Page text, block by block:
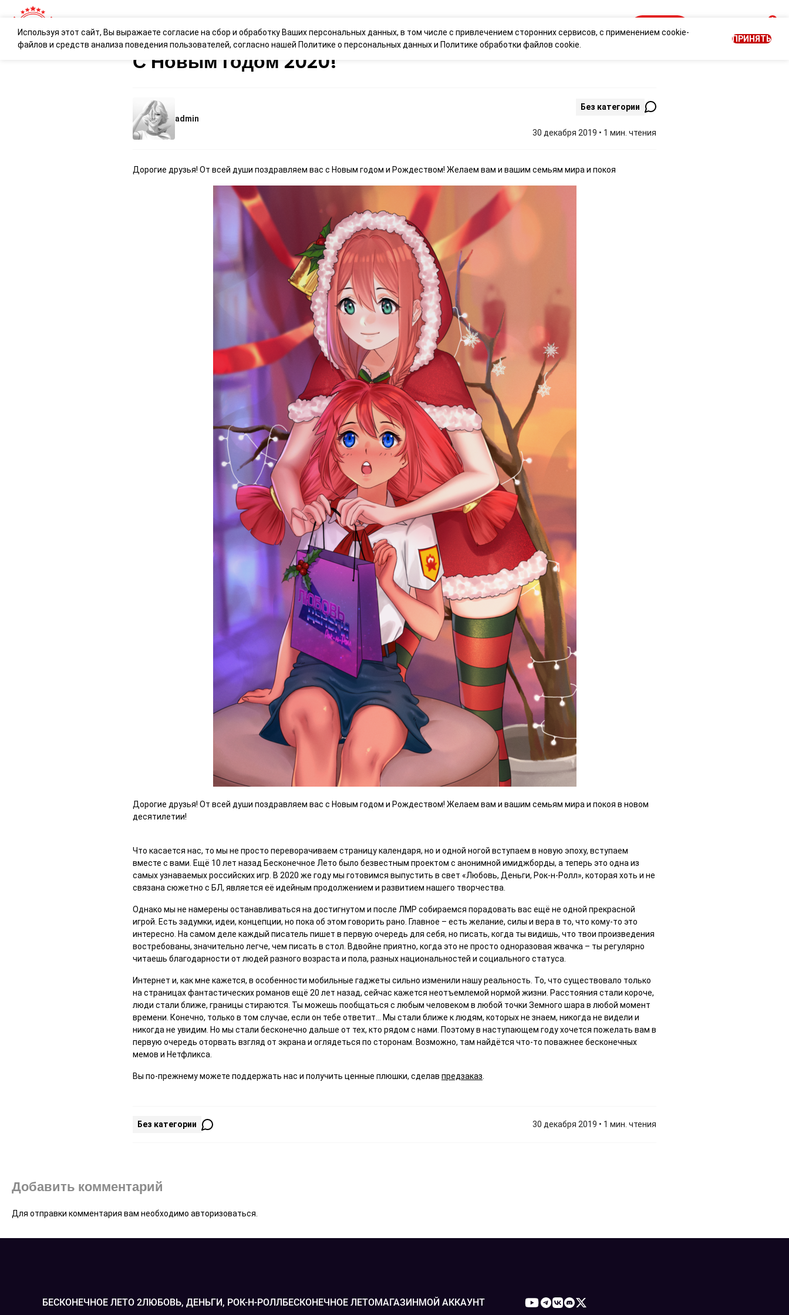
НАШИ ИГРЫ
0
С Новым годом 2020!
admin
Без категории
30 декабря 2019 • 1 мин. чтения
Дорогие друзья! От всей души поздравляем вас с Новым годом и Рождеством! Желаем вам и вашим семьям мира и покоя
Дорогие друзья! От всей души поздравляем вас с Новым годом и Рождеством! Желаем вам и вашим семьям мира и покоя в новом
десятилетии!
Что касается нас, то мы не просто переворачиваем страницу календаря, но и одной ногой вступаем в новую эпоху, вступаем
вместе с вами. Ещё 10 лет назад Бесконечное Лето было безвестным проектом с анонимной имиджборды, а теперь это одна из
самых узнаваемых российских игр. В 2020 же году мы готовимся выпустить в свет «Любовь, Деньги, Рок-н-Ролл», которая хоть и не
связана сюжетно с БЛ, является её идейным продолжением и развитием нашего творчества.
Однако мы не намерены останавливаться на достигнутом и после ЛМР собираемся порадовать вас ещё не одной прекрасной
игрой. Есть задумки, идеи, концепции, но пока об этом говорить рано. Главное – есть желание, силы и вера в то, что кому-то это
интересно. На самом деле каждый писатель пишет в первую очередь для себя, но писать, когда ты видишь, что твои произведения
востребованы, значительно легче, чем писать в стол. Вдвойне приятно, когда это не просто одноразовая жвачка – ты регулярно
читаешь благодарности от людей разного возраста и пола, разных национальностей и социального статуса.
Интернет и, как мне кажется, в особенности мобильные гаджеты сильно изменили нашу реальность. То, что существовало только
на страницах фантастических романов ещё 20 лет назад, сейчас кажется неотъемлемой нормой жизни. Расстояния стали короче,
люди стали ближе, границы стираются. Ты можешь пообщаться с любым человеком в любой точки Земного шара в любой момент
времени. Конечно, только в том случае, если он тебе ответит… Мы стали ближе к людям, которых не знаем, никогда не видели и
никогда не увидим. Но мы стали бесконечно дальше от тех, кто рядом с нами. Поэтому в наступающем году хочется пожелать вам в
первую очередь оторвать взгляд от экрана и оглядеться по сторонам. Возможно, там найдётся что-то поважнее бесконечных
мемов и Нетфликса.
Вы по-прежнему можете поддержать нас и получить ценные плюшки, сделав предзаказ
Без категории 30 декабря 2019 • 1 мин. чтения
Добавить комментарий
Для отправки комментария вам необходимо авторизоваться
БЕСКОНЕЧНОЕ ЛЕТО 2ЛЮБОВЬ, ДЕНЬГИ, РОК-Н-РОЛЛБЕСКОНЕЧНОЕ ЛЕТОМАГАЗИНМОЙ АККАУНТ
Используя этот сайт, Вы выражаете согласие на сбор и обработку Ваших персональных данных, в том числе с привлечением сторонних сервисов, с применением cookie-
файлов и средств анализа поведения пользователей, согласно нашей Политике о персональных данныхи Политике обработки файлов cookie.
ПРИНЯТЬ